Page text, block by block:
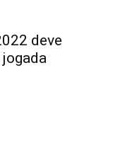
deve